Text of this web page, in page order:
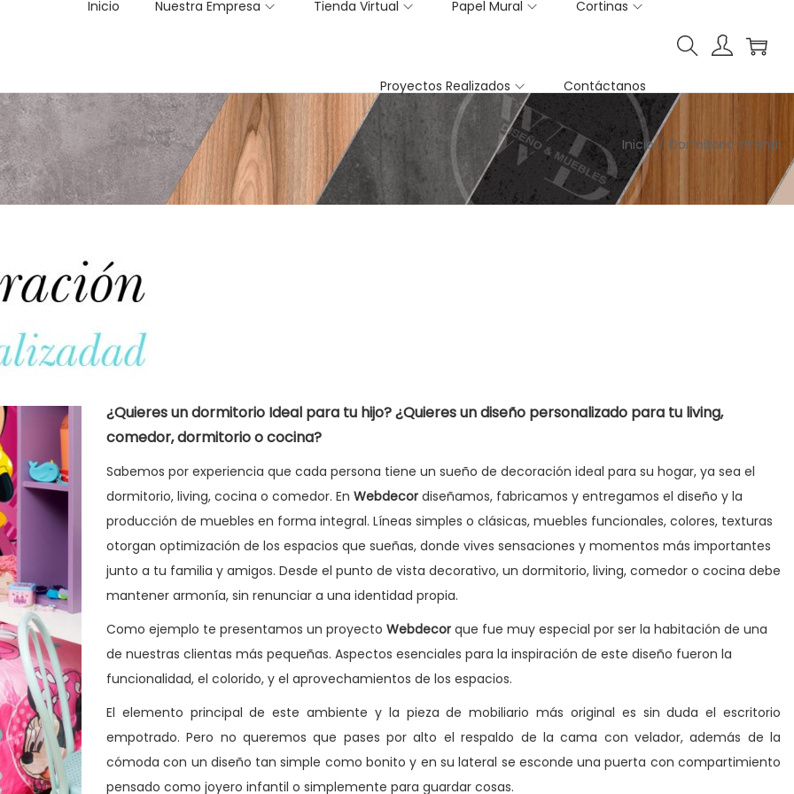
Inicio Nuestra Empresa Tienda Virtual Papel Mural Cortinas
Proyectos Realizados Contáctanos
Inicio / Dormitorio Infantil
¿Quieres un dormitorio Ideal para tu hijo? ¿Quieres un diseño personalizado para tu living,
comedor, dormitorio o cocina?
Sabemos por experiencia que cada persona tiene un sueño de decoración ideal para su hogar, ya sea el
dormitorio, living, cocina o comedor. En Webdecor diseñamos, fabricamos y entregamos el diseño y la
producción de muebles en forma integral. Líneas simples o clásicas, muebles funcionales, colores, texturas
otorgan optimización de los espacios que sueñas, donde vives sensaciones y momentos más importantes
junto a tu familia y amigos. Desde el punto de vista decorativo, un dormitorio, living, comedor o cocina debe
mantener armonía, sin renunciar a una identidad propia.
Como ejemplo te presentamos un proyecto Webdecor que fue muy especial por ser la habitación de una
de nuestras clientas más pequeñas. Aspectos esenciales para la inspiración de este diseño fueron la
funcionalidad, el colorido, y el aprovechamientos de los espacios.
El elemento principal de este ambiente y la pieza de mobiliario más original es sin duda el escritorio
empotrado. Pero no queremos que pases por alto el respaldo de la cama con velador, además de la
cómoda con un diseño tan simple como bonito y en su lateral se esconde una puerta con compartimiento
pensado como joyero infantil o simplemente para guardar cosas.